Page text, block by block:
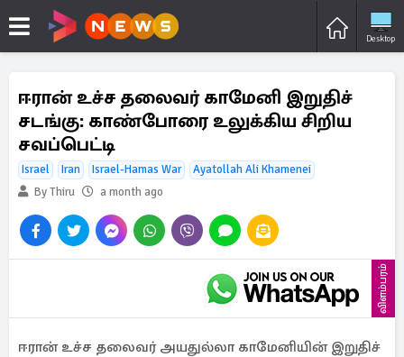
Desktop
ஈரான் உச்ச தலைவர் காமேனி இறுதிச்
சடங்கு: காண்போரை உலுக்கிய சிறிய
சவப்பெட்டி
Israel Iran Israel-Hamas War
Ayatollah Ali Khamenei
By Thiru
a month ago
விளம்பரம்
ஈரான் உச்ச தலைவர் அயதுல்லா காமேனியின் இறுதிச்